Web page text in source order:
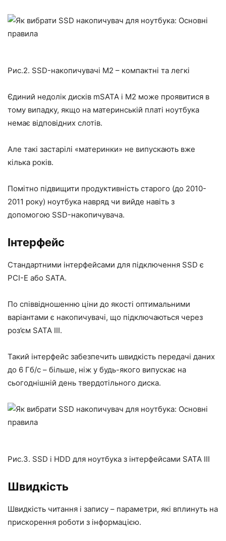
Рис.2. SSD-накопичувачі M2 – компактні та легкі
Єдиний недолік дисків mSATA і M2 може проявитися в
тому випадку, якщо на материнській платі ноутбука
немає відповідних слотів.
Але такі застарілі «материнки» не випускають вже
кілька років.
Помітно підвищити продуктивність старого (до 2010-
2011 року) ноутбука навряд чи вийде навіть з
допомогою SSD-накопичувача.
Інтерфейс
Стандартними інтерфейсами для підключення SSD є
PCI-E або SATA.
По співвідношенню ціни до якості оптимальними
варіантами є накопичувачі, що підключаються через
роз’єм SATA III.
Такий інтерфейс забезпечить швидкість передачі даних
до 6 Гб/с – більше, ніж у будь-якого випускає на
сьогоднішній день твердотільного диска.
Рис.3. SSD і HDD для ноутбука з інтерфейсами SATA III
Швидкість
Швидкість читання і запису – параметри, які вплинуть на
прискорення роботи з інформацією.